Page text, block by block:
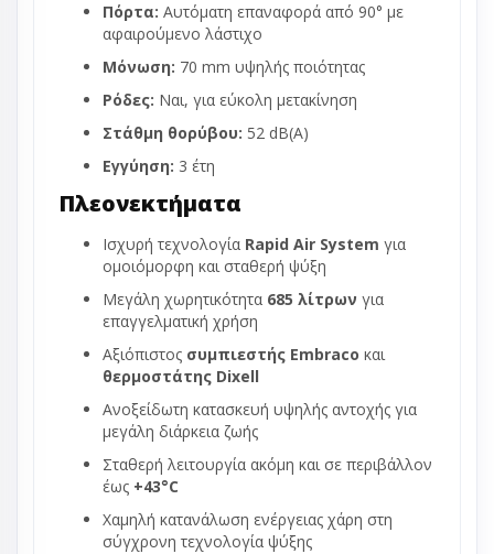
Πόρτα: Αυτόματη επαναφορά από 90° με
αφαιρούμενο λάστιχο
Μόνωση: 70 mm υψηλής ποιότητας
Ρόδες: Ναι, για εύκολη μετακίνηση
Στάθμη θορύβου: 52 dB(A)
Εγγύηση: 3 έτη
Πλεονεκτήματα
Ισχυρή τεχνολογία Rapid Air System για
ομοιόμορφη και σταθερή ψύξη
Μεγάλη χωρητικότητα 685 λίτρων για
επαγγελματική χρήση
Αξιόπιστος συμπιεστής Embraco και
θερμοστάτης Dixell
Ανοξείδωτη κατασκευή υψηλής αντοχής για
μεγάλη διάρκεια ζωής
Σταθερή λειτουργία ακόμη και σε περιβάλλον
έως +43°C
Χαμηλή κατανάλωση ενέργειας χάρη στη
σύγχρονη τεχνολογία ψύξης